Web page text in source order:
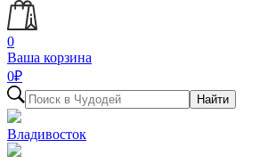
0
Ваша корзина
0₽
Найти
Владивосток